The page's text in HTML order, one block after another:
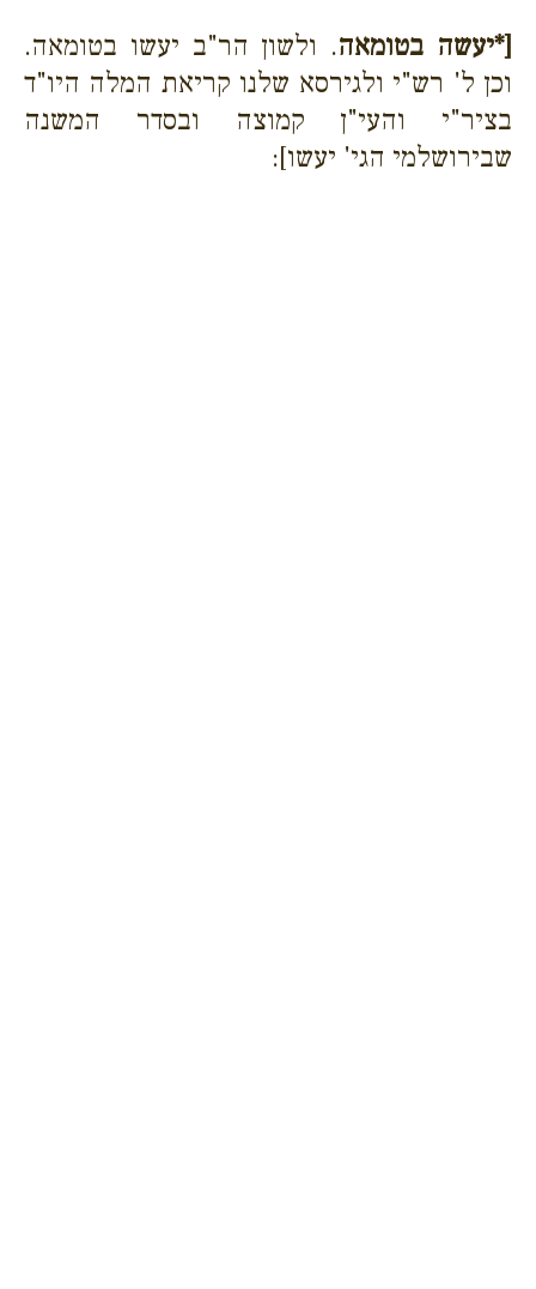
[*יעשה בטומאה. ולשון הר"ב יעשו בטומאה.
וכן ל' רש"י ולגירסא שלנו קריאת המלה היו"ד
בציר"י והעי"ן קמוצה ובסדר המשנה
שבירושלמי הגי' יעשו]: